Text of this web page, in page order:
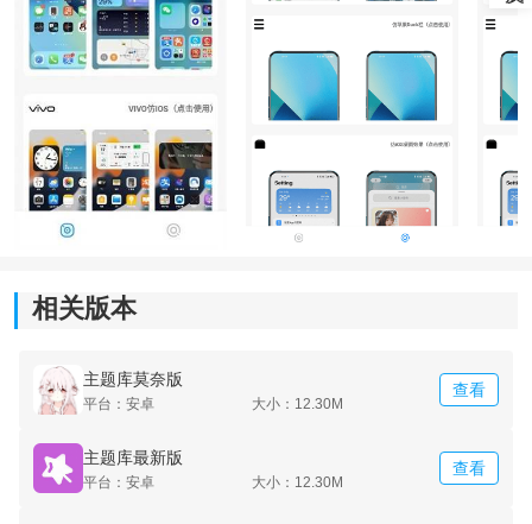
2.这个软件适合各种各样的安卓机型来使用，所有壁纸资
源可以让用户自由的更换。
3.软件中的主题资源会不断更新，会为用户随时更新一些
新的苹果主题。
相关版本
主题库莫奈版
平台：安卓 大小：12.30M
查看
主题库最新版
平台：安卓 大小：12.30M
查看